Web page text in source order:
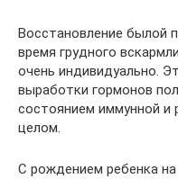
Восстановление былой
время грудного
очень индивидуально.
выработки гормонов
состоянием иммунной и
целом.
С рождением ребенка